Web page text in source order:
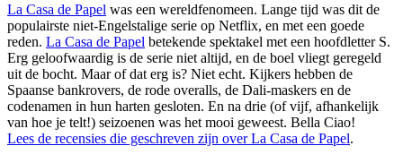
La Casa de Papel was een wereldfenomeen. Lange tijd was dit de
populairste niet-Engelstalige serie op Netflix, en met een goede
reden. La Casa de Papel betekende spektakel met een hoofdletter S.
Erg geloofwaardig is de serie niet altijd, en de boel vliegt geregeld
uit de bocht. Maar of dat erg is? Niet echt. Kijkers hebben de
Spaanse bankrovers, de rode overalls, de Dali-maskers en de
codenamen in hun harten gesloten. En na drie (of vijf, afhankelijk
van hoe je telt!) seizoenen was het mooi geweest. Bella Ciao!
Lees de recensies die geschreven zijn over La Casa de Papel.